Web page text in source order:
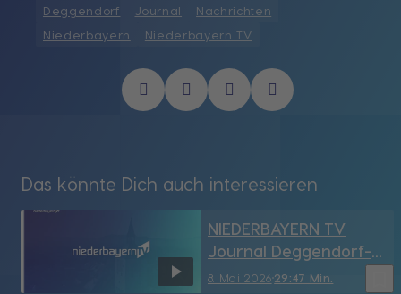
Deggendorf Journal
Nachrichten
Niederbayern
Niederbayern TV
Das könnte Dich auch interessieren
8. Mai 2026 29:47 Min.
NIEDERBAYERN TV
Journal Deggendorf-
Straubing vom